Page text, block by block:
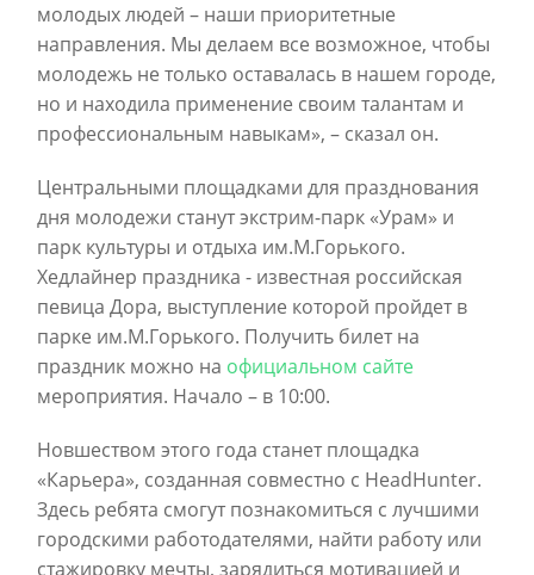
молодых людей – наши приоритетные
направления. Мы делаем все возможное, чтобы
молодежь не только оставалась в нашем городе,
но и находила применение своим талантам и
профессиональным навыкам», – сказал он.
Центральными площадками для празднования
дня молодежи станут экстрим-парк «Урам» и
парк культуры и отдыха им.М.Горького.
Хедлайнер праздника - известная российская
певица Дора, выступление которой пройдет в
парке им.М.Горького. Получить билет на
праздник можно на официальном сайте
мероприятия. Начало – в 10:00.
Новшеством этого года станет площадка
«Карьера», созданная совместно с HeadHunter.
Здесь ребята смогут познакомиться с лучшими
городскими работодателями, найти работу или
стажировку мечты, зарядиться мотивацией и